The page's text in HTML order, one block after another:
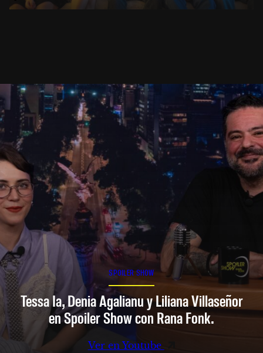
SPOILER SHOW
Tessa Ia, Denia Agalianu y Liliana Villaseñor
en Spoiler Show con Rana Fonk.
Ver en Youtube